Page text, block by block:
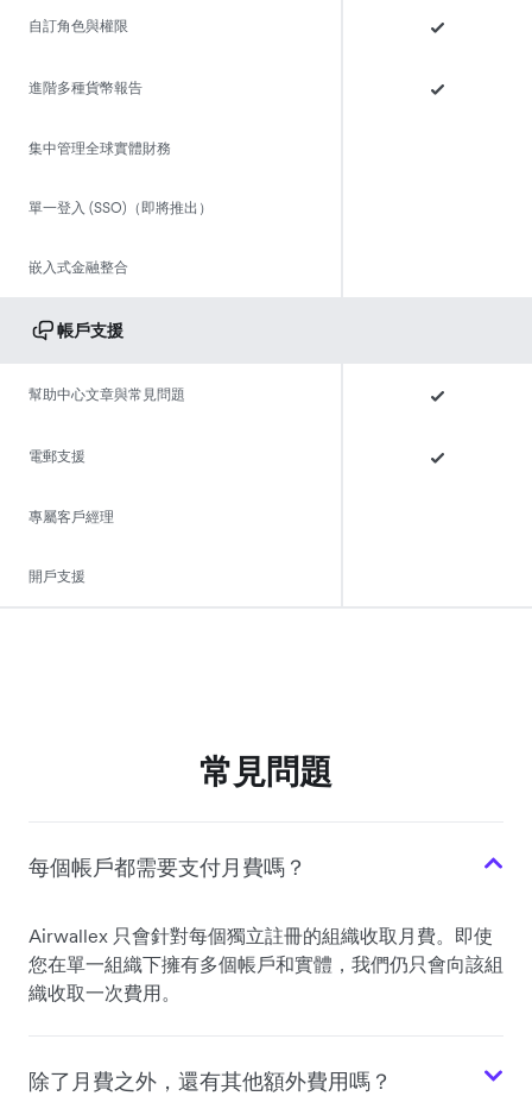
自訂角色與權限
進階多種貨幣報告
集中管理全球實體財務
單一登入 (SSO)（即將推出）
嵌入式金融整合
帳戶支援
幫助中心文章與常見問題
電郵支援
專屬客戶經理
開戶支援
常見問題
每個帳戶都需要支付月費嗎？
Airwallex 只會針對每個獨立註冊的組織收取月費。即使
您在單一組織下擁有多個帳戶和實體，我們仍只會向該組
織收取一次費用。
除了月費之外，還有其他額外費用嗎？